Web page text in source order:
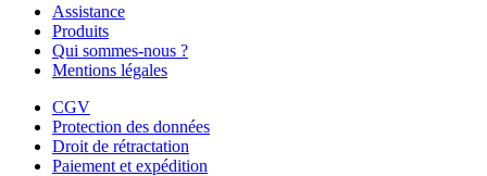
Assistance
Produits
Qui sommes-nous ?
Mentions légales
CGV
Protection des données
Droit de rétractation
Paiement et expédition